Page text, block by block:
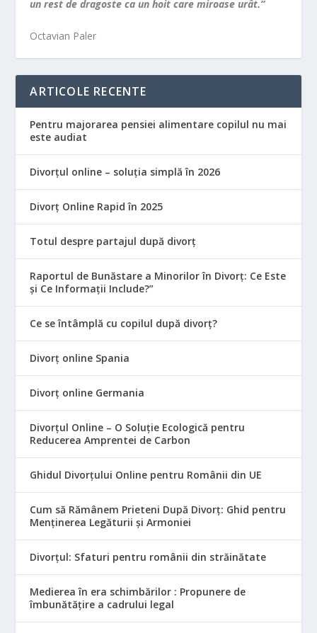
un rest de dragoste ca un hoit care miroase urât.”
Octavian Paler
ARTICOLE RECENTE
Pentru majorarea pensiei alimentare copilul nu mai
este audiat
Divorțul online – soluția simplă în 2026
Divorț Online Rapid în 2025
Totul despre partajul după divorț
Raportul de Bunăstare a Minorilor în Divorț: Ce Este
și Ce Informații Include?”
Ce se întâmplă cu copilul după divorț?
Divorț online Spania
Divorț online Germania
Divorțul Online – O Soluție Ecologică pentru
Reducerea Amprentei de Carbon
Ghidul Divorțului Online pentru Românii din UE
Cum să Rămânem Prieteni După Divorț: Ghid pentru
Menținerea Legăturii și Armoniei
Divorțul: Sfaturi pentru românii din străinătate
Medierea în era schimbărilor : Propunere de
îmbunătățire a cadrului legal